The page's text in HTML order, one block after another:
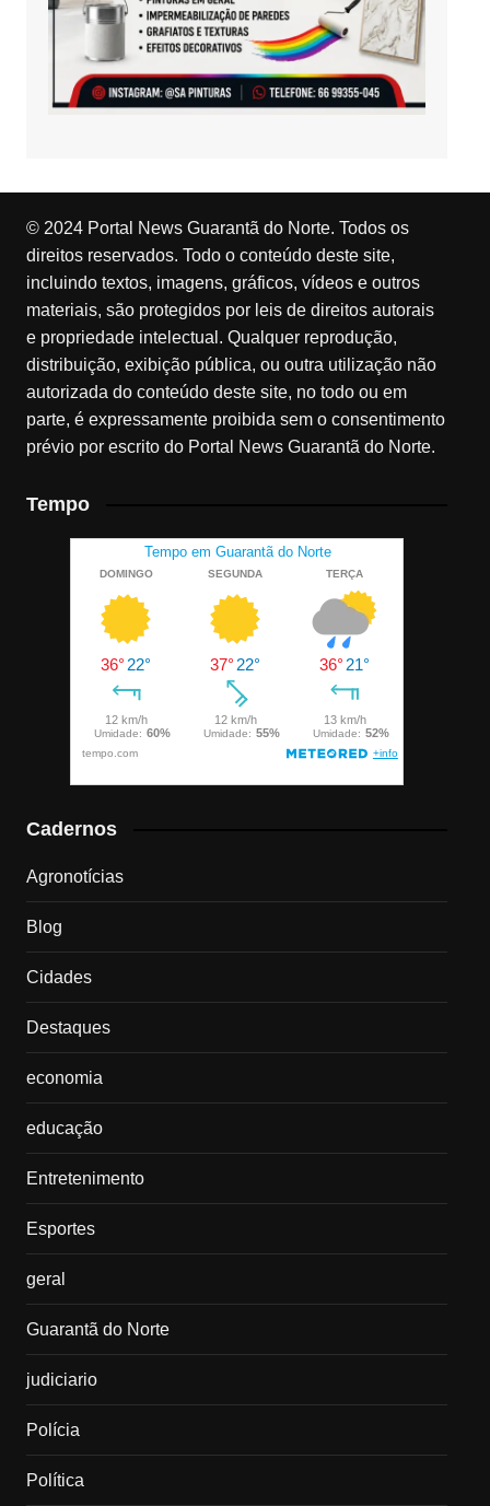
© 2024 Portal News Guarantã do Norte. Todos os
direitos reservados. Todo o conteúdo deste site,
incluindo textos, imagens, gráficos, vídeos e outros
materiais, são protegidos por leis de direitos autorais
e propriedade intelectual. Qualquer reprodução,
distribuição, exibição pública, ou outra utilização não
autorizada do conteúdo deste site, no todo ou em
parte, é expressamente proibida sem o consentimento
prévio por escrito do Portal News Guarantã do Norte.
Tempo
Cadernos
Agronotícias
Blog
Cidades
Destaques
economia
educação
Entretenimento
Esportes
geral
Guarantã do Norte
judiciario
Polícia
Política